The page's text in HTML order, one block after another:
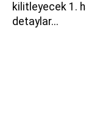
kilitleyecek 1.
detaylar...